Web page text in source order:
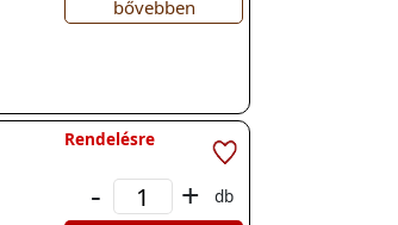
bővebben
Rendelésre
- +
db